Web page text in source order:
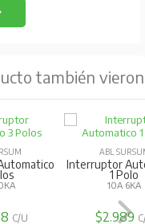
también vieron
C/U
ABL
Interruptor
1 Polo
10A 6KA
$2.989